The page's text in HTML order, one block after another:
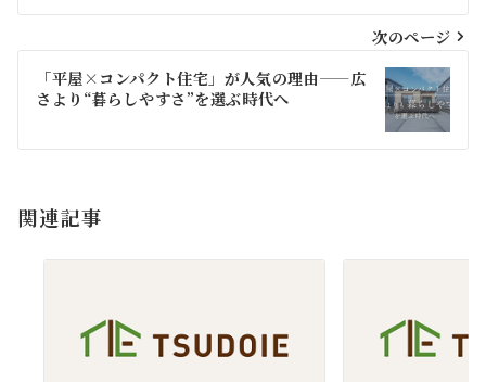
ビ
ー
シ
ン
次のページ
「平屋×コンパクト住宅」が人気の理由——広
さより“暮らしやすさ”を選ぶ時代へ
関連記事